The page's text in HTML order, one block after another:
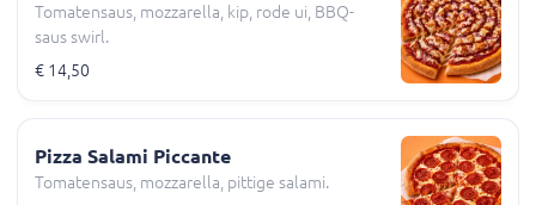
Tomatensaus, mozzarella, kip, rode ui, BBQ-
saus swirl.
€ 14,50
Pizza Salami Piccante
Tomatensaus, mozzarella, pittige salami.